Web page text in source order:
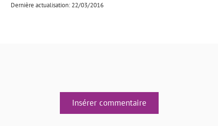
Dernière actualisation: 22/03/2016
Insérer commentaire